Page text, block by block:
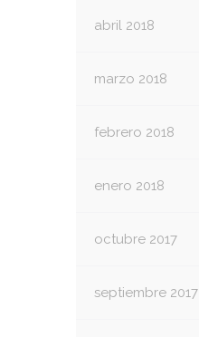
abril 2018
marzo 2018
febrero 2018
enero 2018
octubre 2017
septiembre 2017